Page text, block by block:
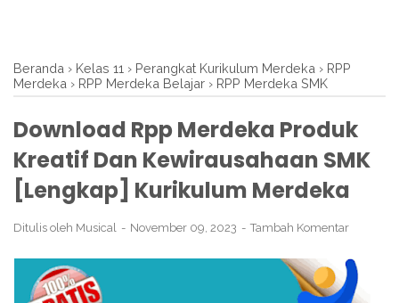
Beranda › Kelas 11 › Perangkat Kurikulum Merdeka › RPP
Merdeka › RPP Merdeka Belajar › RPP Merdeka SMK
Download Rpp Merdeka Produk
Kreatif Dan Kewirausahaan SMK
[Lengkap] Kurikulum Merdeka
Ditulis oleh Musical November 09, 2023 Tambah Komentar